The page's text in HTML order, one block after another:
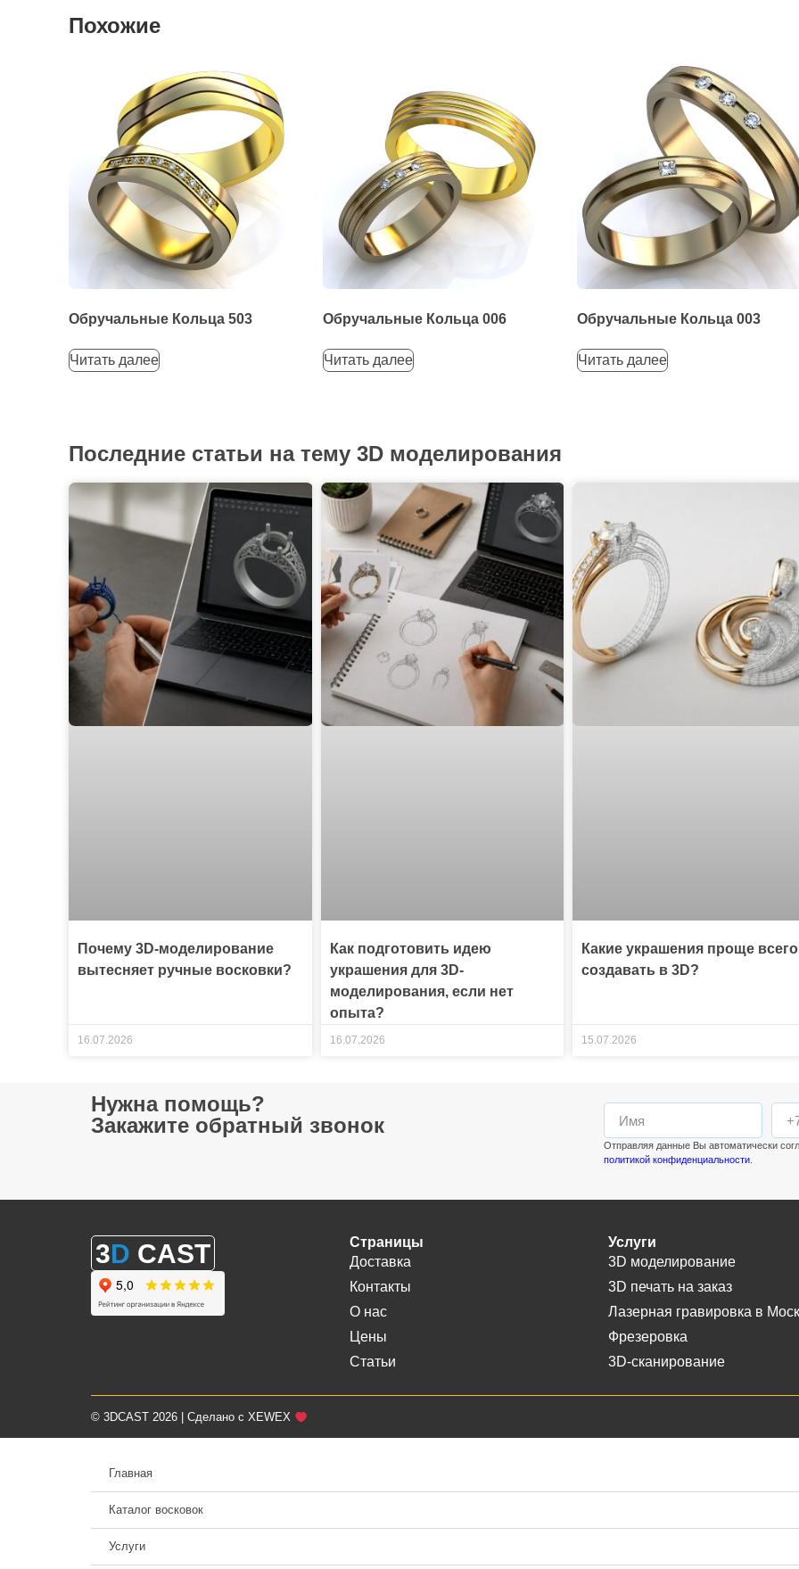
Похожие
Обручальные Кольца 503
Читать далее
Обручальные Кольца 006
Читать далее
Обручальные Кольца 003
Читать далее
Последние статьи на тему 3D моделирования
Почему 3D-моделирование
вытесняет ручные восковки?
16.07.2026
Как подготовить идею
украшения для 3D-
моделирования, если нет
опыта?
16.07.2026
Какие украшения проще всего
создавать в 3D?
15.07.2026
Нужна помощь?
Закажите обратный звонок
Отправляя данные Вы автоматически
политикой конфиденциальности.
3D CAST
Страницы
Доставка
Контакты
О нас
Цены
Статьи
Услуги
3D моделирование
3D печать на заказ
Лазерная гравировка в
Фрезеровка
3D-сканирование
© 3DCAST 2026 | Сделано с XEWEX
Главная
Каталог восковок
Услуги